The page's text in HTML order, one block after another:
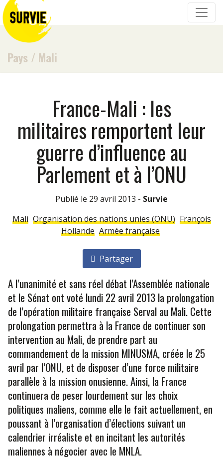
Pays / Mali
France-Mali : les
militaires remportent leur
guerre d’influence au
Parlement et à l’ONU
Publié le 29 avril 2013 - Survie
Mali Organisation des nations unies (ONU) François
Hollande Armée française
Partager
A l’unanimité et sans réel débat l’Assemblée nationale
et le Sénat ont voté lundi 22 avril 2013 la prolongation
de l’opération militaire française Serval au Mali. Cette
prolongation permettra à la France de continuer son
intervention au Mali, de prendre part au
commandement de la mission MINUSMA, créée le 25
avril par l’ONU, et de disposer d’une force militaire
parallèle à la mission onusienne. Ainsi, la France
continuera de peser lourdement sur les choix
politiques maliens, comme elle le fait actuellement, en
poussant à l’organisation d’élections suivant un
calendrier irréaliste et en incitant les autorités
maliennes à négocier avec le MNLA.